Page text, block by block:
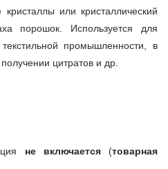
кристаллы или кристаллический
порошок. Используется для
промышленности, в
цитратов и др.
не включается (товарная